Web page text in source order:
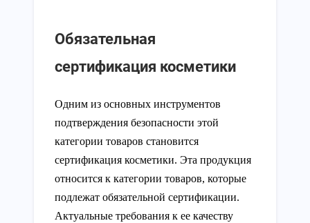
Обязательная
сертификация косметики
Одним из основных инструментов
подтверждения безопасности этой
категории товаров становится
сертификация косметики. Эта продукция
относится к категории товаров, которые
подлежат обязательной сертификации.
Актуальные требования к ее качеству